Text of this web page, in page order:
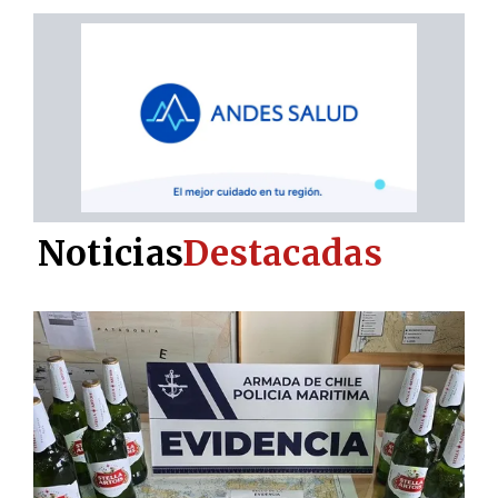
NoticiasDestacadas